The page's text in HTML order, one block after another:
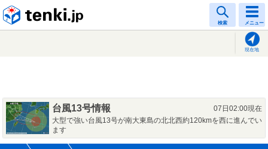
検索 メニュー
現在地
台風13号情報
07日02:00現在
大型で強い台風13号が南大東島の北北西約120kmを西に進んでい
ます